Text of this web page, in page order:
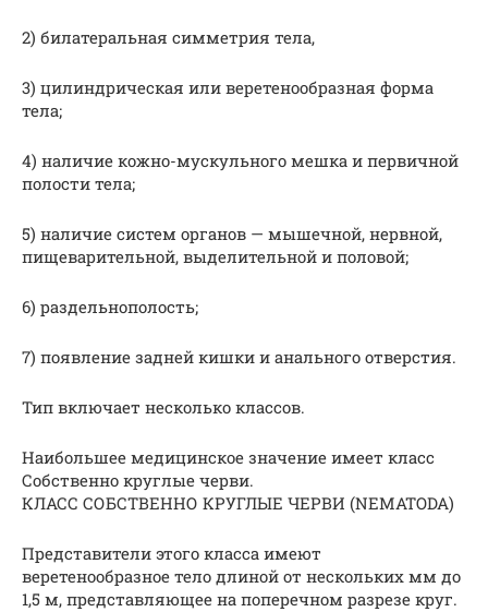
2) билатеральная симметрия тела,
3) цилиндрическая или веретенообразная форма
тела;
4) наличие кожно-мускульного мешка и первичной
полости тела;
5) наличие систем органов — мышечной, нервной,
пищеварительной, выделительной и половой;
6) раздельнополость;
7) появление задней кишки и анального отверстия.
Тип включает несколько классов.
Наибольшее медицинское значение имеет класс
Собственно круглые черви.
КЛАСС СОБСТВЕННО КРУГЛЫЕ ЧЕРВИ (NEMATODA)
Представители этого класса имеют
веретенообразное тело длиной от нескольких мм до
1,5 м, представляющее на поперечном разрезе круг.